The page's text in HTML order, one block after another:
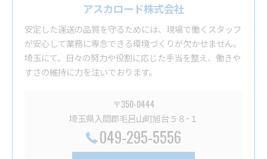
アスカロード株式会社
安定した運送の品質を守るためには、現場で働くスタッフ
が安心して業務に専念できる環境づくりが欠かせません。
埼玉にて、日々の努力や役割に応じた手当を整え、働きや
すさの維持に力を注いでおります。
〒350-0444
埼玉県入間郡毛呂山町旭台５８−１
049-295-5556